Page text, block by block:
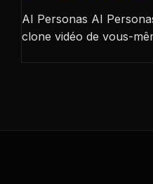
AI Personas AI
clone vidéo de vous-